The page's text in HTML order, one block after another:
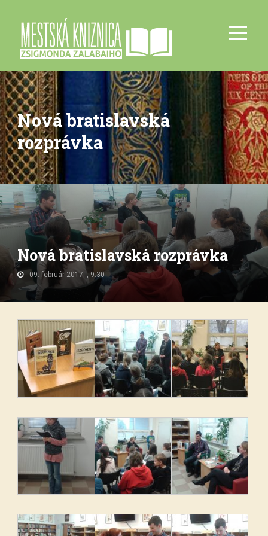
Nová bratislavská
rozprávka
Nová bratislavská rozprávka
09. február 2017. , 9:30